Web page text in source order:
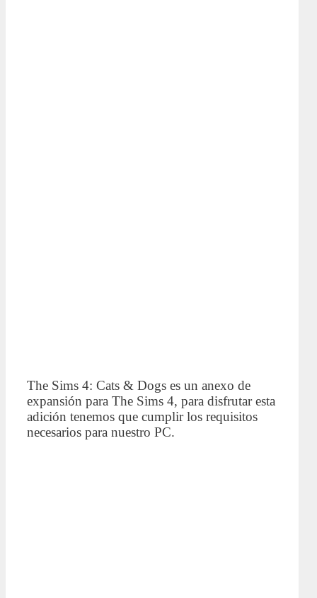
The Sims 4: Cats & Dogs es un anexo de
expansión para The Sims 4, para disfrutar esta
adición tenemos que cumplir los requisitos
necesarios para nuestro PC.